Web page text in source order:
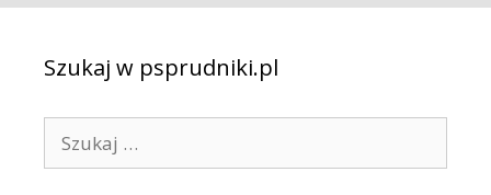
Szukaj w psprudniki.pl